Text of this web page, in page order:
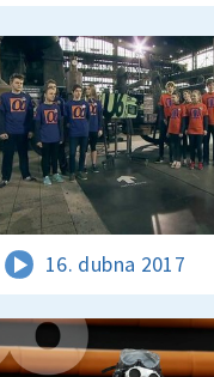
16. dubna 2017